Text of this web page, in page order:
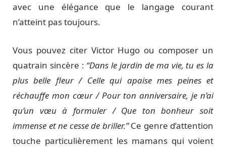
avec une élégance que le langage courant
n’atteint pas toujours.
Vous pouvez citer Victor Hugo ou composer un
quatrain sincère : “Dans le jardin de ma vie, tu es la
plus belle fleur / Celle qui apaise mes peines et
réchauffe mon cœur / Pour ton anniversaire, je n’ai
qu’un vœu à formuler / Que ton bonheur soit
immense et ne cesse de briller.”Ce genre d’attention
touche particulièrement les mamans qui voient